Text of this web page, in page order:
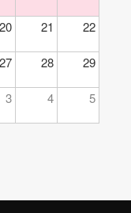
20 21 22
27 28 29
3 4 5